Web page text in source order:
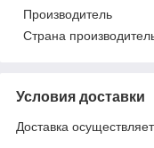
Производитель
Страна
Условия доставки
Доставка